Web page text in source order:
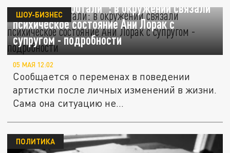
"Будто обработали": в окружении связали
психическое состояние Ани Лорак с
супругом - подробности
ШОУ-БИЗНЕС
05 МАЯ 12:02
Сообщается о переменах в поведении
артистки после личных изменений в жизни.
Сама она ситуацию не...
ПОЛИТИКА